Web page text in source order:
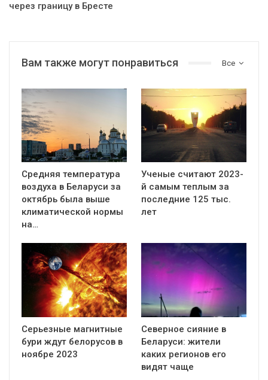
через границу в Бресте
Все
Вам также могут понравиться
Средняя температура
воздуха в Беларуси за
октябрь была выше
климатической нормы
на…
Ученые считают 2023-
й самым теплым за
последние 125 тыс.
лет
Серьезные магнитные
бури ждут белорусов в
ноябре 2023
Северное сияние в
Беларуси: жители
каких регионов его
видят чаще